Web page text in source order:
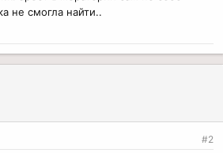
не смогла найти..
#2